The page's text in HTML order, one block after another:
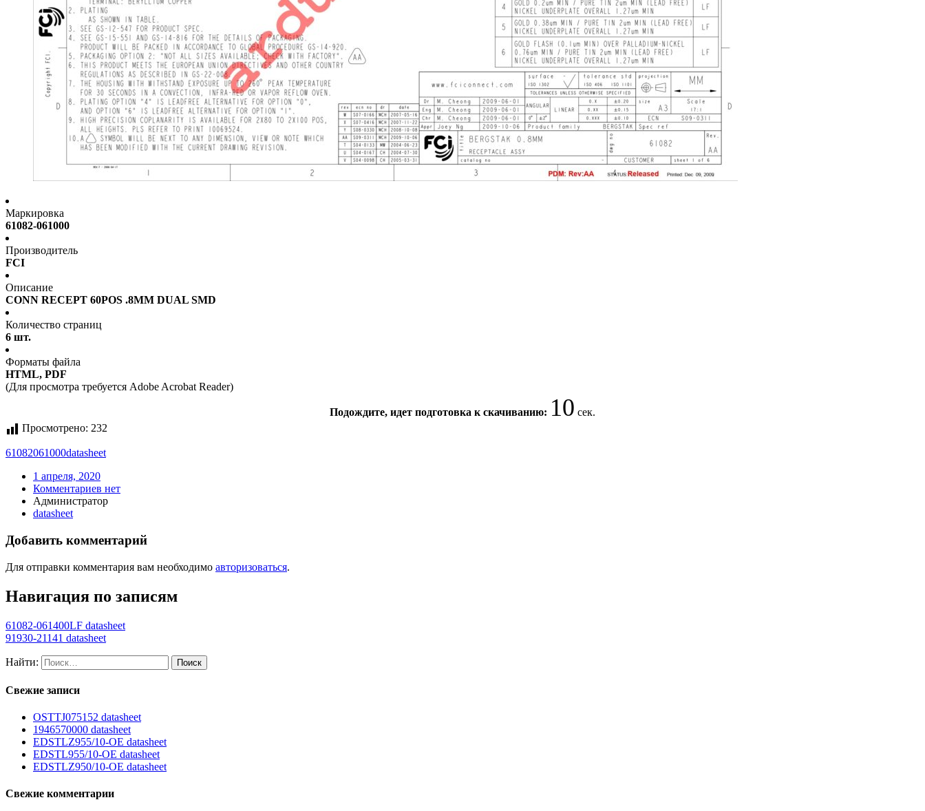
Маркировка
61082-061000
Производитель
FCI
Описание
CONN RECEPT 60POS .8MM DUAL SMD
Количество страниц
6 шт.
Форматы файла
HTML, PDF
(Для просмотра требуется Adobe Acrobat Reader)
Подождите, идет подготовка к скачиванию: 10 сек.
Просмотрено: 232
61082061000datasheet
1 апреля, 2020
Комментариев нет
Администратор
datasheet
Добавить комментарий
Для отправки комментария вам необходимо авторизоваться.
Навигация по записям
61082-061400LF datasheet
91930-21141 datasheet
Найти:
Свежие записи
OSTTJ075152 datasheet
1946570000 datasheet
EDSTLZ955/10-OE datasheet
EDSTL955/10-OE datasheet
EDSTLZ950/10-OE datasheet
Свежие комментарии